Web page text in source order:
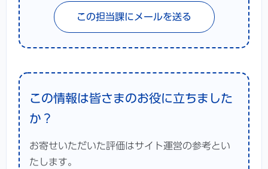
この担当課にメールを送る
この情報は皆さまのお役に立ちました
か？
お寄せいただいた評価はサイト運営の参考とい
たします。